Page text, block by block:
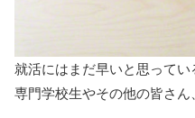
就活にはまだ早いと思ってい
専門学校生やその他の皆さん